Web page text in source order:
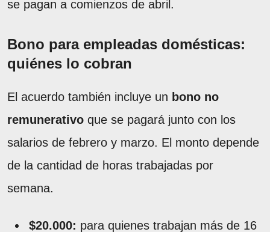
se pagan a comienzos de abril.
Bono para empleadas domésticas:
quiénes lo cobran
El acuerdo también incluye un bono no
remunerativo que se pagará junto con los
salarios de febrero y marzo. El monto depende
de la cantidad de horas trabajadas por
semana.
$20.000: para quienes trabajan más de 16